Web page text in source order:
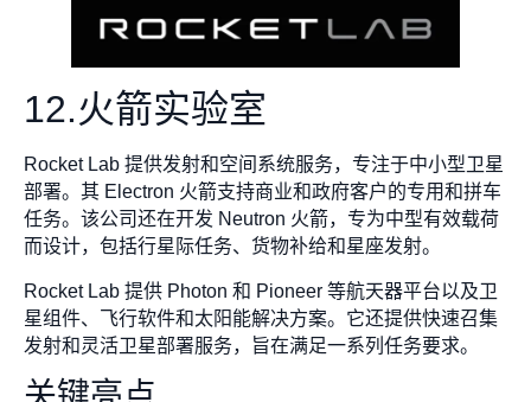
12.火箭实验室
Rocket Lab 提供发射和空间系统服务，专注于中小型卫星
部署。其 Electron 火箭支持商业和政府客户的专用和拼车
任务。该公司还在开发 Neutron 火箭，专为中型有效载荷
而设计，包括行星际任务、货物补给和星座发射。
Rocket Lab 提供 Photon 和 Pioneer 等航天器平台以及卫
星组件、飞行软件和太阳能解决方案。它还提供快速召集
发射和灵活卫星部署服务，旨在满足一系列任务要求。